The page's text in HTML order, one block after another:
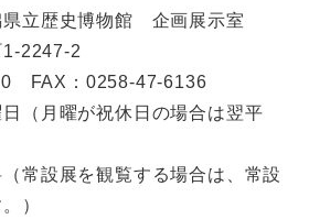
史博物館 企画展示室
1-2247-2
FAX：0258-47-6136
月曜が祝休日の場合は翌平
展を観覧する場合は、常設
）